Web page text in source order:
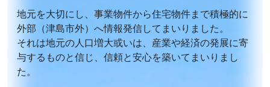
【名古屋市港区 秋葉3丁目（戸田駅）住宅用地】を
掲載！！
【津島市 青塚町6丁目（青塚駅）1階建 3LDK】を掲
載！！
地元を大切にし、事業物件から住宅物件まで積極的に
外部（津島市外）へ情報発信してまいりました。
それは地元の人口増大或いは、産業や経済の発展に寄
与するものと信じ、信頼と安心を築いてまいりまし
た。